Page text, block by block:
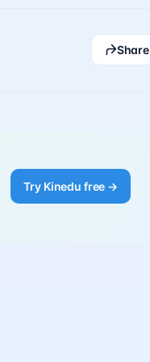
Share
Try Kinedu free →